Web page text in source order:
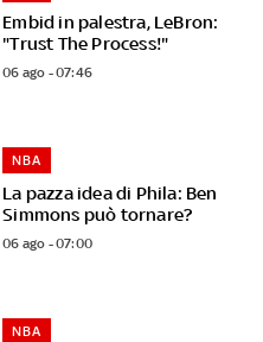
Embid in palestra, LeBron:
"Trust The Process!"
06 ago - 07:46
La pazza idea di Phila: Ben
Simmons può tornare?
NBA
06 ago - 07:00
NBA